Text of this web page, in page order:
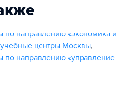
направлению «экономика и
центры Москвы,
направлению «управление